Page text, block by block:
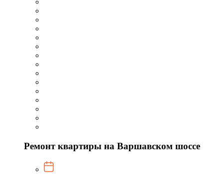
Ремонт квартиры на Варшавском шоссе